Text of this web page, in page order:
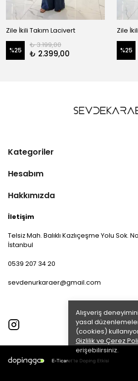
Alışveriş
yasal
(cookies)
Gizlilik ve Çerez
erişebilirsiniz.
Zile İkili Takım Lacivert
%25
₺ 3.199,00
₺ 2.399,00
Zile
%25
Kategoriler
Hesabım
Hakkımızda
İletişim
Telsiz Mah. Balıklı Kazlıçeşme Yolu Sok.
İstanbul
0539 207 34 20
sevdenurkaraer@gmail.com